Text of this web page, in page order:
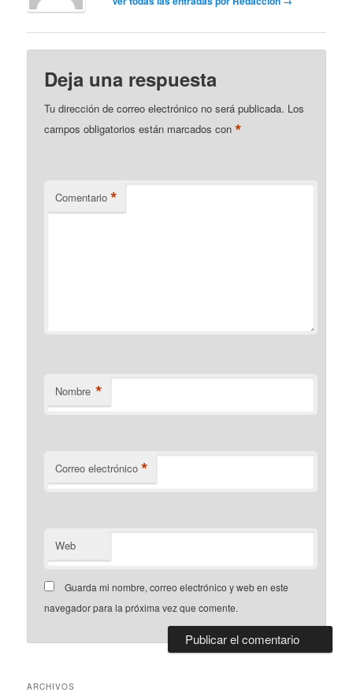
Deja una respuesta
Tu dirección de correo electrónico no será publicada. Los
campos obligatorios están marcados con*
Comentario *
Nombre *
Correo electrónico *
Web
Guarda mi nombre, correo electrónico y web en este
navegador para la próxima vez que comente.
ARCHIVOS